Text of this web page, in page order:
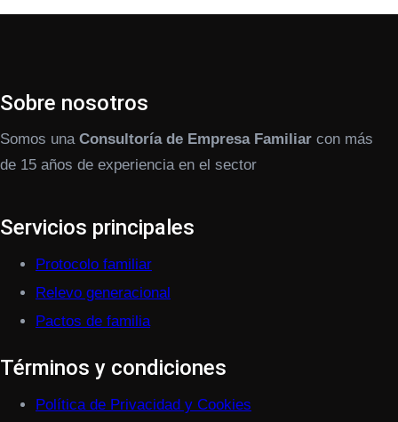
Sobre nosotros
Somos una Consultoría de Empresa Familiar con más
de 15 años de experiencia en el sector
Servicios principales
Protocolo familiar
Relevo generacional
Pactos de familia
Términos y condiciones
Política de Privacidad y Cookies